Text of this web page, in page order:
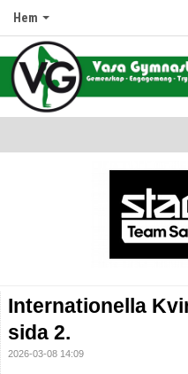
Hem
Avgifter
Internationella
sida 2.
2026-03-08 14:09